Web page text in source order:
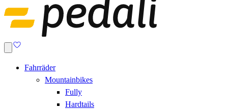
Fahrräder
Mountainbikes
Fully
Hardtails